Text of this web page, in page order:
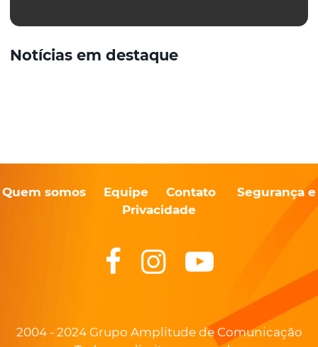
Notícias em destaque
Quem somos Equipe Contato
Segurança e
Privacidade
2004 - 2024 Grupo Amplitude de Comunicação